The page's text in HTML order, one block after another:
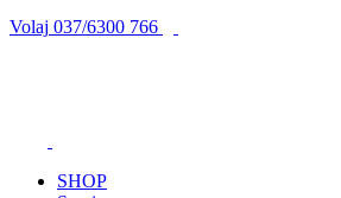
Volaj 037/6300 766
SHOP